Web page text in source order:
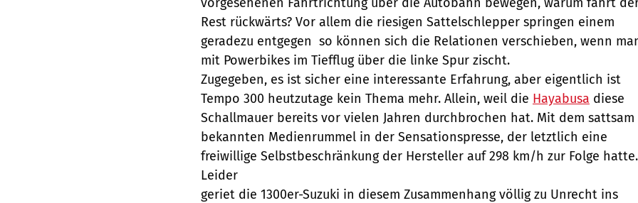
Rest rückwärts? Vor allem die riesigen Sattelschlepper springen einem
geradezu entgegen  so können sich die Relationen verschieben, wenn
mit Powerbikes im Tiefflug über die linke Spur zischt.
Zugegeben, es ist sicher eine interessante Erfahrung, aber eigentlich ist
Tempo 300 heutzutage kein Thema mehr. Allein, weil die Hayabusa diese
Schallmauer bereits vor vielen Jahren durchbrochen hat. Mit dem sattsam
bekannten Medienrummel in der Sensationspresse, der letztlich eine
freiwillige Selbstbeschränkung der Hersteller auf 298 km/h zur Folge hatte.
Leider
geriet die 1300er-Suzuki in diesem Zusammenhang völlig zu Unrecht ins